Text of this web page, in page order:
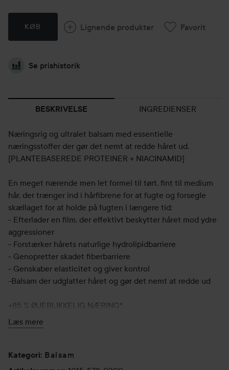
KØB Lignende produkter Favorit
Se prishistorik
BESKRIVELSE INGREDIENSER
Næringsrig og ultralet balsam med essentielle
næringsstoffer der gør det nemt at redde håret ud.
[PLANTEBASEREDE PROTEINER + NIACINAMID]
En meget nærende men let formel til tørt, fint til medium
hår, der trænger ind i hårfibrene for at fugte og forsegle
skællaget for at holde på fugten i længere tid:
- Efterlader en film, der effektivt beskytter håret mod ydre
aggressioner
- Forstærker hårets naturlige hydrolipidbarriere
- Genopretter skadet fiberbarriere
- Genskaber elasticitet og giver kontrol
-Balsam der udglatter håret og gør det nemt at redde ud
+85 % ØJEBLIKKELIG NÆRING*
+53% blødere hår*
+116% mere skinnende hår*
72 TIMER NÆRING **
Genanvendeligt 250ml tube lavet af 45% genbrugsplast***
Læs mere
Kategori: Balsam